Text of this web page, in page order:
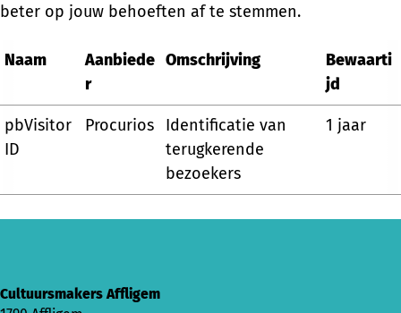
beter op jouw behoeften af te stemmen.
Naam
Aanbiede
r
Omschrijving
Bewaarti
jd
pbVisitor
ID
Procurios
Identificatie van
terugkerende
bezoekers
1 jaar
Cultuursmakers Affligem